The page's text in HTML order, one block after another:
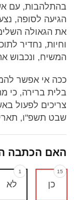
בהתלהבות, עם
הגיעה לסופה,
את הגאולה
וחיות, נחדיר
המשיח, ונכבוש
ככה אי אפשר
בלית ברירה, כי
צריכים לפעול
שבט תשפ"ו,
האם הכתבה
כן
15
לא
1